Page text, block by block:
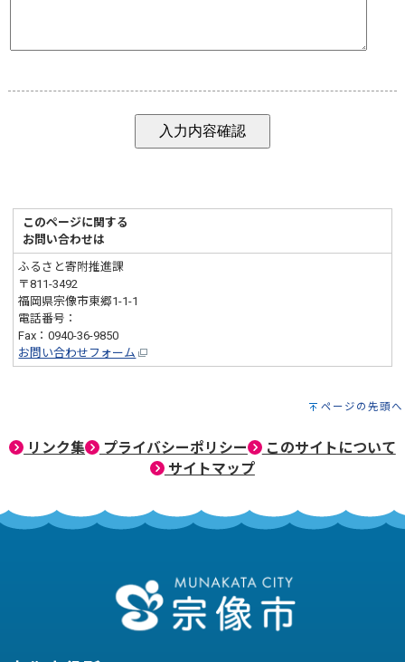
このページに関する
お問い合わせは
ふるさと寄附推進課
〒811-3492
福岡県宗像市東郷1-1-1
電話番号：
Fax：0940-36-9850
お問い合わせフォーム
ページの先頭へ
リンク集 プライバシーポリシー
このサイトについて
サイトマップ